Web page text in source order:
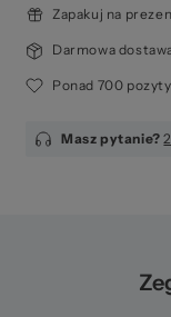
Zapakuj na
Darmowa
Ponad 700
Masz pytanie?